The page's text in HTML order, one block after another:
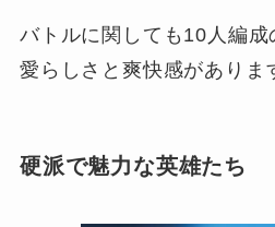
バトルに関しても10人編
愛らしさと爽快感がありま
硬派で魅力な英雄たち